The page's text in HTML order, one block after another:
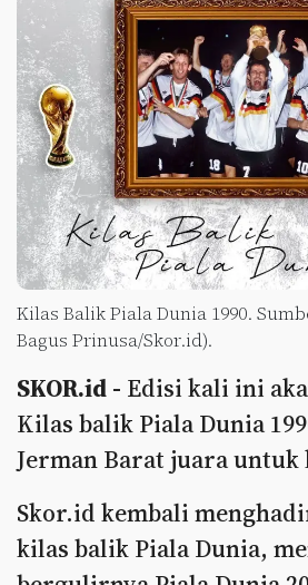
Kilas Balik Piala Dunia 1990.
Bagus Prinusa/Skor.id).
SKOR.id - Edisi kali ini
Kilas balik Piala Dunia
Jerman Barat juara untuk
Skor.id kembali
kilas balik Piala Dunia,